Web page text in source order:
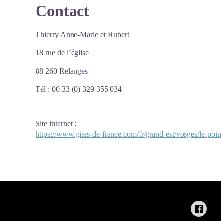
Contact
Thierry Anne-Marie et Hubert
18 rue de l’église
88 260 Relanges
Tél : 00 33 (0) 329 355 034
Site internet :
https://www.gites-de-france.com/fr/grand-est/vosges/le-